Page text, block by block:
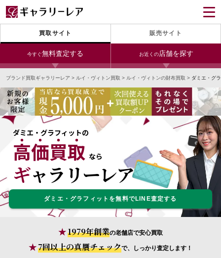
買取サイト 販売サイト
今すぐ無料査定する お近くの店舗を探す
今すぐLINE査定
24時間受付（対応時間10:00～19:00）
宅配買取を申し込む
無料の宅配キットをお届けします
今すぐ電話査定
受付時間 10:00～19:00
宅配買取を申し込む
無料の宅配キットをお届けします
ブランド買取ギャラリーレア > ルイ・ヴィトン買取 > ルイ・ヴィトンの財布買取 > ダミエ・グ
ダミエ・グラフィットの
高価買取 なら
ギャラリーレア
ダミエ・グラフィットを無料でLINE査定する
1979年創業の老舗店で安心買取
7回以上の真贋チェックで、しっかり査定します！